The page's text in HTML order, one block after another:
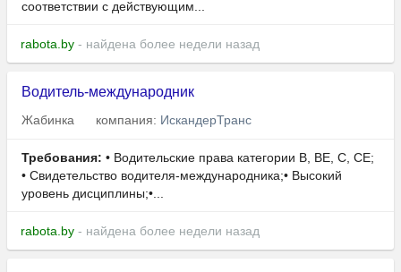
соответствии с действующим...
rabota.by - найдена более недели назад
Водитель-международник
Жабинка компания: ИскандерТранс
Требования: • Водительские права категории В, BE, С, СЕ;
• Свидетельство водителя-международника;• Высокий
уровень дисциплины;•...
rabota.by - найдена более недели назад